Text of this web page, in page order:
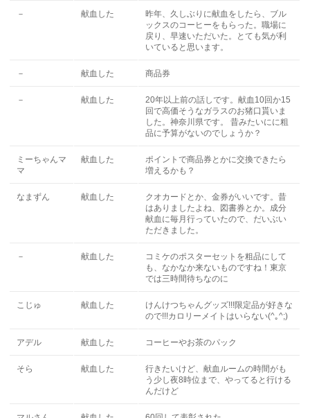
－ 献血した
昨年、久しぶりに献血をしたら、ブル
ックスのコーヒーをもらった。職場に
戻り、早速いただいた。とても気が利
いていると思います。
－ 献血した 商品券
－ 献血した
20年以上前の話しです。献血10回か15
回で高価そうなガラスのお猪口貰いま
した。神奈川県です。 昔みたいにに粗
品に予算がないのでしょうか？
ミーちゃんマ
マ
献血した
ポイントで商品券とかに交換できたら
増えるかも？
なまずん 献血した
クオカードとか、金券がいいです。昔
はありましたよね、図書券とか。成分
献血に毎月行っていたので、だいぶい
ただきました。
－ 献血した
コミケのポスターセットを粗品にして
も、なかなか来ないものですね！東京
では三時間待ちなのに
こじゅ 献血した
けんけつちゃんグッズ!!!限定品が好きな
ので!!!カロリーメイトはいらない(^｡^;)
アデル 献血した コーヒーやお茶のパック
そら 献血した
行きたいけど、献血ルームの時間がも
う少し夜8時位まで、やってると行ける
んだけど